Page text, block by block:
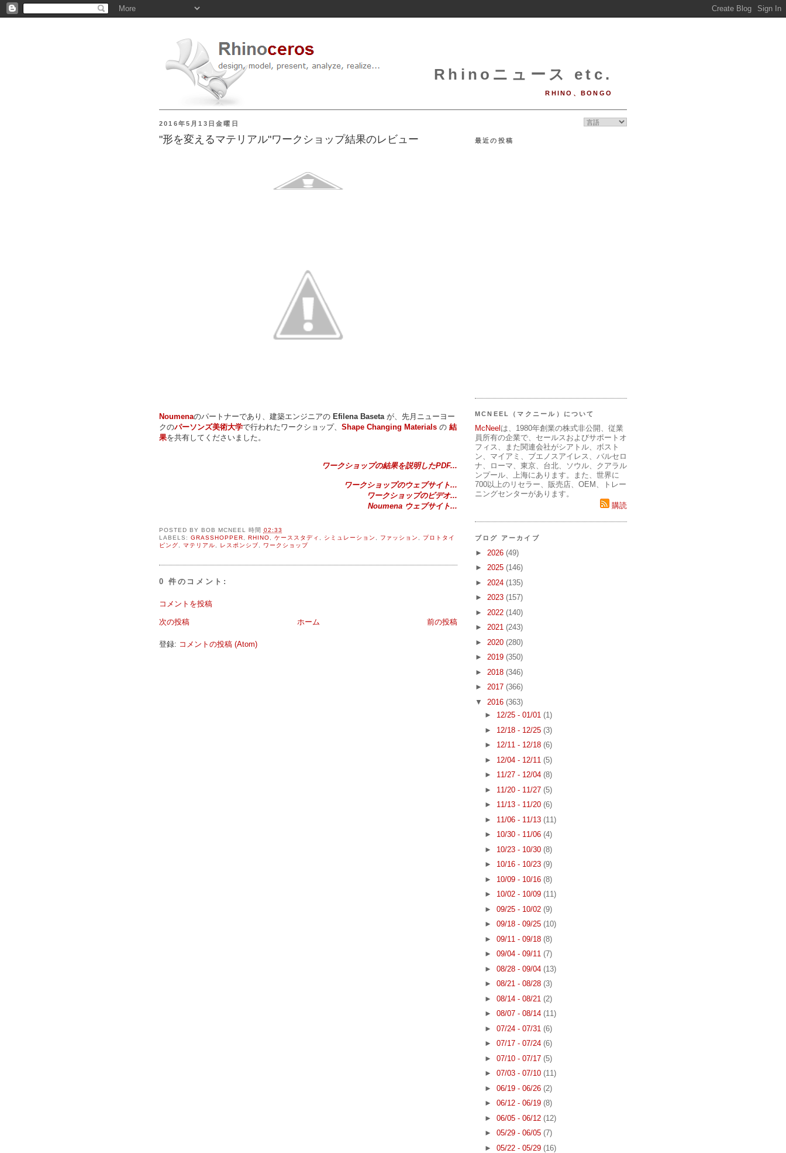
Rhinoニュース etc.
RHINO、BONGO
2016年5月13日金曜日
"形を変えるマテリアル"ワークショップ結果のレビュー
Noumenaのパートナーであり、建築エンジニアの Efilena Basetaが、先月ニューヨー
クのパーソンズ美術大学で行われたワークショップ、 Shape Changing Materials の 結
果を共有してくださいました。
ワークショップの結果を説明したPDF...
ワークショップのウェブサイト...
ワークショップのビデオ...
Noumena ウェブサイト...
POSTED BY BOB MCNEEL 時間 02:33
LABELS: GRASSHOPPER RHINO ケーススタディ シミュレーション ファッション
プロトタイ
ピング
マテリアル レスポンシブ ワークショップ
0 件のコメント:
コメントを投稿
次の投稿 前の投稿
ホーム
登録: コメントの投稿 (Atom)
最近の投稿
MCNEEL（マクニール）について
McNeelは、1980年創業の株式非公開、従業
員所有の企業で、セールスおよびサポートオ
フィス、また関連会社がシアトル、ボスト
ン、マイアミ、ブエノスアイレス、バルセロ
ナ、ローマ、東京、台北、ソウル、クアラル
ンプール、上海にあります。また、世界に
700以上のリセラー、販売店、OEM、トレー
ニングセンターがあります。
購読
ブログ アーカイブ
► 2026 (49)
► 2025 (146)
► 2024 (135)
► 2023 (157)
► 2022 (140)
► 2021 (243)
► 2020 (280)
► 2019 (350)
► 2018 (346)
► 2017 (366)
▼ 2016 (363)
► 12/25 - 01/01 (1)
► 12/18 - 12/25 (3)
► 12/11 - 12/18 (6)
► 12/04 - 12/11 (5)
► 11/27 - 12/04 (8)
► 11/20 - 11/27 (5)
► 11/13 - 11/20 (6)
► 11/06 - 11/13 (11)
► 10/30 - 11/06 (4)
► 10/23 - 10/30 (8)
► 10/16 - 10/23 (9)
► 10/09 - 10/16 (8)
► 10/02 - 10/09 (11)
► 09/25 - 10/02 (9)
► 09/18 - 09/25 (10)
► 09/11 - 09/18 (8)
► 09/04 - 09/11 (7)
► 08/28 - 09/04 (13)
► 08/21 - 08/28 (3)
► 08/14 - 08/21 (2)
► 08/07 - 08/14 (11)
► 07/24 - 07/31 (6)
► 07/17 - 07/24 (6)
► 07/10 - 07/17 (5)
► 07/03 - 07/10 (11)
► 06/19 - 06/26 (2)
► 06/12 - 06/19 (8)
► 06/05 - 06/12 (12)
► 05/29 - 06/05 (7)
► 05/22 - 05/29 (16)